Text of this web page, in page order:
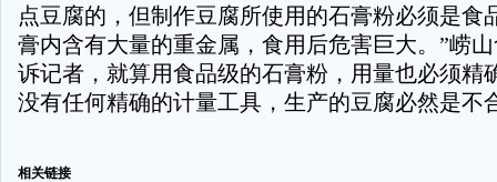
点豆腐的，但制作豆腐所使用的石膏粉必须是食
膏内含有大量的重金属，食用后危害巨大。”崂
诉记者，就算用食品级的石膏粉，用量也必须精
没有任何精确的计量工具，生产的豆腐必然是不
相关链接